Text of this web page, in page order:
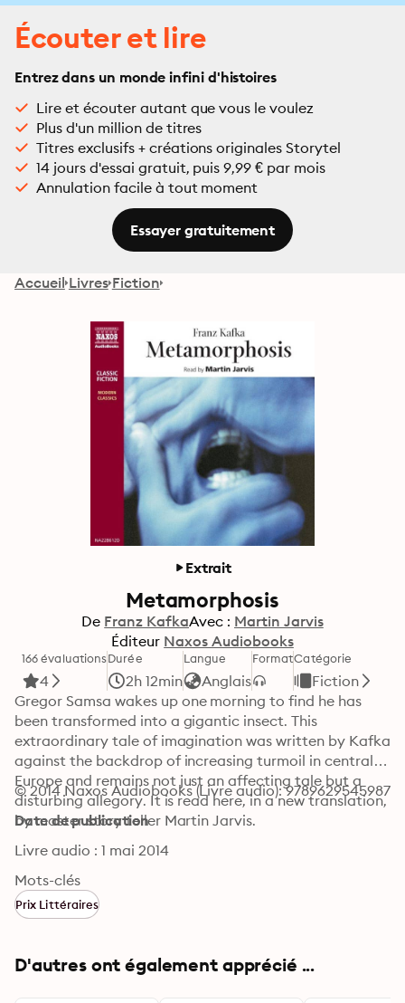
Écouter et lire
Entrez dans un monde infini d'histoires
Lire et écouter autant que vous le voulez
Plus d'un million de titres
Titres exclusifs + créations originales Storytel
14 jours d'essai gratuit, puis 9,99 € par mois
Annulation facile à tout moment
Essayer gratuitement
Accueil Livres Fiction
Extrait
Metamorphosis
De Franz KafkaAvec : Martin Jarvis
Éditeur Naxos Audiobooks
166 évaluations
4
Durée
2h 12min
Langue
Anglais
FormatCatégorie
Fiction
Gregor Samsa wakes up one morning to find he has
been transformed into a gigantic insect. This
extraordinary tale of imagination was written by Kafka
against the backdrop of increasing turmoil in central
Europe and remains not just an affecting tale but a
disturbing allegory. It is read here, in a new translation,
by master story teller Martin Jarvis.
© 2014 Naxos Audiobooks (Livre audio): 9789629545987
Date de publication
Livre audio : 1 mai 2014
Mots-clés
Prix Littéraires
D'autres ont également apprécié ...